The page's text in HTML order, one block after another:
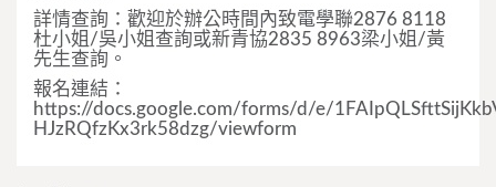
詳情查詢：歡迎於辦公時間內致電學聯2876 8118
杜小姐/吳小姐查詢或新青協2835 8963梁小姐/黃
先生查詢。
報名連結：
https://docs.google.com/forms/d/e/
HJzRQfzKx3rk58dzg/viewform